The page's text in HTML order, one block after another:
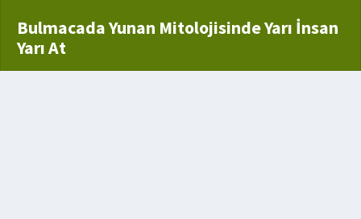
Bulmacada Yunan Mitolojisinde Yarı İnsan
Yarı At